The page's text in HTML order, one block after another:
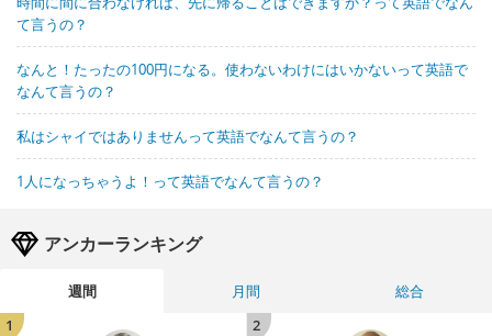
て言うの？
なんと！たったの100円になる。使わないわけにはいかないって英語で
なんて言うの？
私はシャイではありませんって英語でなんて言うの？
1人になっちゃうよ！って英語でなんて言うの？
アンカーランキング
週間 月間
総合
1
2